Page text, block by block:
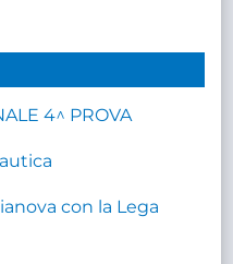
4^ PROVA
con la Lega